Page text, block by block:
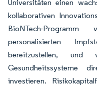
Universitäten einen
kollaborativen
BioNTech-
personalisierten
bereitzustellen, und
Gesundheitssysteme
investieren.